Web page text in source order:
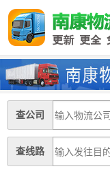
查公司
查线路